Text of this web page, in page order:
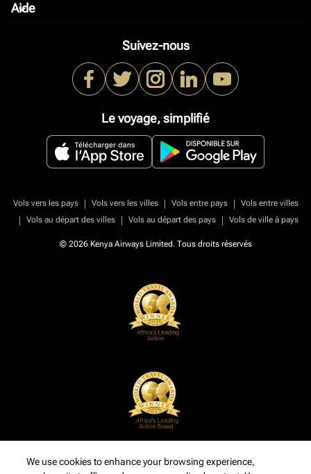
Aide
keyboard_arrow_down
Suivez-nous
Le voyage, simplifié
Vols vers les pays | Vols vers les villes | Vols entre pays |
Vols entre villes
|
Vols au départ des villes | Vols au départ des pays | Vols de ville à pays
© 2026 Kenya Airways Limited. Tous droits réservés
We use cookies to enhance your browsing experience,